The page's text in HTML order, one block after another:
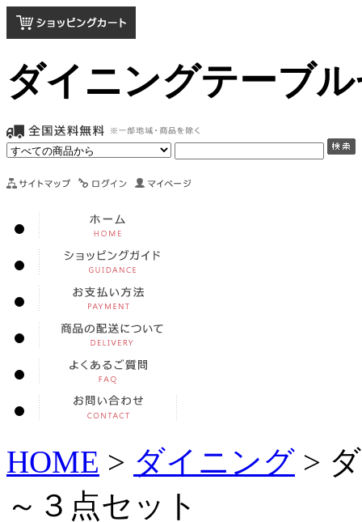
ダイニングテーブ
HOME > ダイニング >
～３点セット